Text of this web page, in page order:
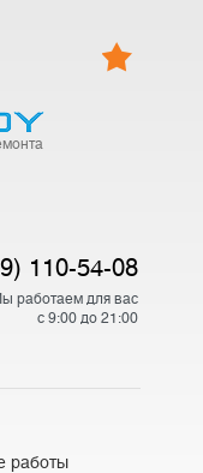
110-54-08
работаем для вас
с 9:00 до 21:00
работы